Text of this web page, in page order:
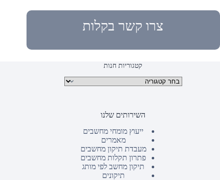
צרו קשר בקלות
קטגוריות חנות
קטגוריות מוצרים
השירותים שלנו
ייעוץ מומחי מחשבים
מאמרים
מעבדת תיקון מחשבים
פתרון תקלות מחשבים
תיקון מחשב לפי מותג
תיקונים